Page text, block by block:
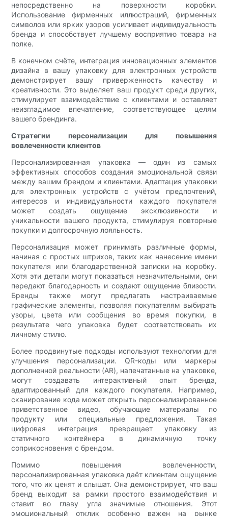
непосредственно на поверхности коробки.
Использование фирменных иллюстраций, фирменных
символов или ярких узоров усиливает индивидуальность
бренда и способствует лучшему восприятию товара на
полке.
В конечном счёте, интеграция инновационных элементов
дизайна в вашу упаковку для электронных устройств
демонстрирует вашу приверженность качеству и
креативности. Это выделяет ваш продукт среди других,
стимулирует взаимодействие с клиентами и оставляет
неизгладимое впечатление, соответствующее целям
вашего брендинга.
Стратегии персонализации для повышения
вовлеченности клиентов
Персонализированная упаковка — один из самых
эффективных способов создания эмоциональной связи
между вашим брендом и клиентами. Адаптация упаковки
для электронных устройств с учётом предпочтений,
интересов и индивидуальности каждого покупателя
может создать ощущение эксклюзивности и
уникальности вашего продукта, стимулируя повторные
покупки и долгосрочную лояльность.
Персонализация может принимать различные формы,
начиная с простых штрихов, таких как нанесение имени
покупателя или благодарственной записки на коробку.
Хотя эти детали могут показаться незначительными, они
передают благодарность и создают ощущение близости.
Бренды также могут предлагать настраиваемые
графические элементы, позволяя покупателям выбирать
узоры, цвета или сообщения во время покупки, в
результате чего упаковка будет соответствовать их
личному стилю.
Более продвинутые подходы используют технологии для
улучшения персонализации. QR-коды или маркеры
дополненной реальности (AR), напечатанные на упаковке,
могут создавать интерактивный опыт бренда,
адаптированный для каждого покупателя. Например,
сканирование кода может открыть персонализированное
приветственное видео, обучающие материалы по
продукту или специальные предложения. Такая
цифровая интеграция превращает упаковку из
статичного контейнера в динамичную точку
соприкосновения с брендом.
Помимо повышения вовлеченности,
персонализированная упаковка даёт клиентам ощущение
того, что их ценят и слышат. Она демонстрирует, что ваш
бренд выходит за рамки простого взаимодействия и
ставит во главу угла значимые отношения. Этот
эмоциональный отклик особенно важен на рынке